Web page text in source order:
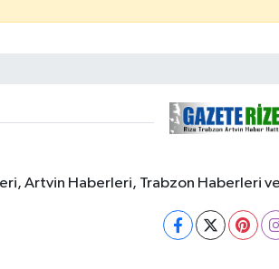
Artvin Haberleri, Trabzon Haberleri